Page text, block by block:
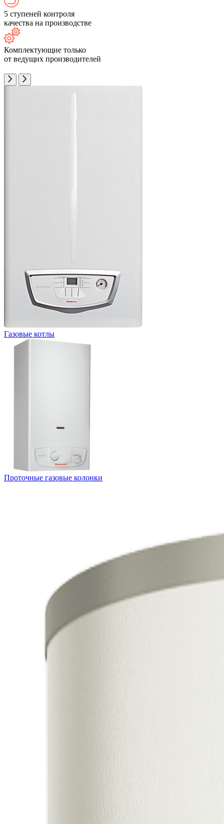
5 ступеней контроля
качества на производстве
Комплектующие только
от ведущих производителей
Газовые котлы
Проточные газовые колонки